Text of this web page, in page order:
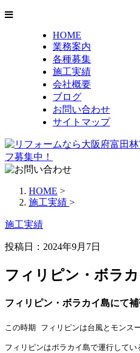
HOME
業務案内
各種募集
施工実績
会社概要
ブログ
お問い合わせ
サイトマップ
HOME >
施工実績 >
施工実績
投稿日：2024年9月7日
フィリピン・ボラ
フィリピン・ボラカイ島にて
この時期 フィリピンは台風とモンス
フィリピンはボラカイ島で運行して